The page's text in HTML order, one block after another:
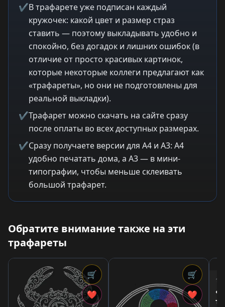
✔В трафарете уже подписан каждый
кружочек: какой цвет и размер страз
ставить — поэтому выкладывать удобно и
спокойно, без догадок и лишних ошибок (в
отличие от просто красивых картинок,
которые некоторые коллеги предлагают как
«трафареты», но они не подготовлены для
реальной выкладки).
✔Трафарет можно скачать на сайте сразу
после оплаты во всех доступных размерах.
✔Сразу получаете версии для A4 и A3: A4
удобно печатать дома, а A3 — в мини-
типографии, чтобы меньше склеивать
большой трафарет.
Обратите внимание также на эти
трафареты
🛒
❤
🛒
❤